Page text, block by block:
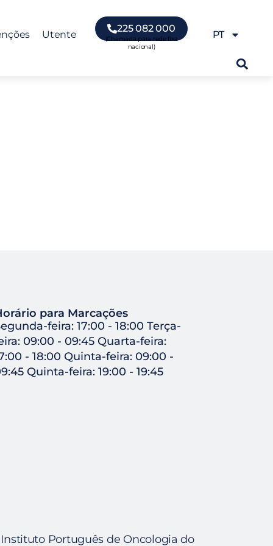
Utente
225 082 000
PT
para Marcações
feira: 17:00 - 18:00 Terça-
09:00 - 09:45 Quarta-feira:
- 18:00 Quinta-feira: 09:00 -
Quinta-feira: 19:00 - 19:45
Português de Oncologia do